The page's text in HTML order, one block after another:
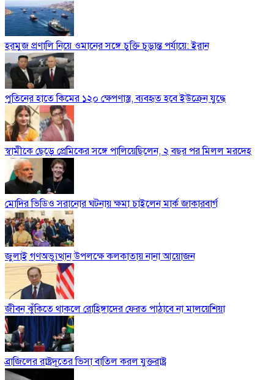
হরমুজ প্রণালি নিয়ে ওমানের সঙ্গে চুক্তি চূড়ান্ত পর্যায়ে: ইরান
পুতিনের হাতে কিমের ১২০ ক্ষেপণাস্ত্র, ব্যবহৃত হবে ইউক্রেন যুদ্ধে
স্বামীকে ছেড়ে প্রেমিকের সঙ্গে পালিয়েছিলেন, ২ বছর পর মিলল মরদেহ
মোদির ভিডিও সরানোর ঘটনায় ক্ষমা চাইলেন মার্ক জাকারবার্গ
জুলাই গণঅভ্যুত্থান উপলক্ষে কলকাতায় নানা আয়োজন
জীবন ঝুঁকিতে থাকলে রোহিঙ্গাদের ফেরত পাঠাবে না মালয়েশিয়া
ব্রাজিলের রাষ্ট্রদূতের ভিসা বাতিল করল যুক্তরাষ্ট্র